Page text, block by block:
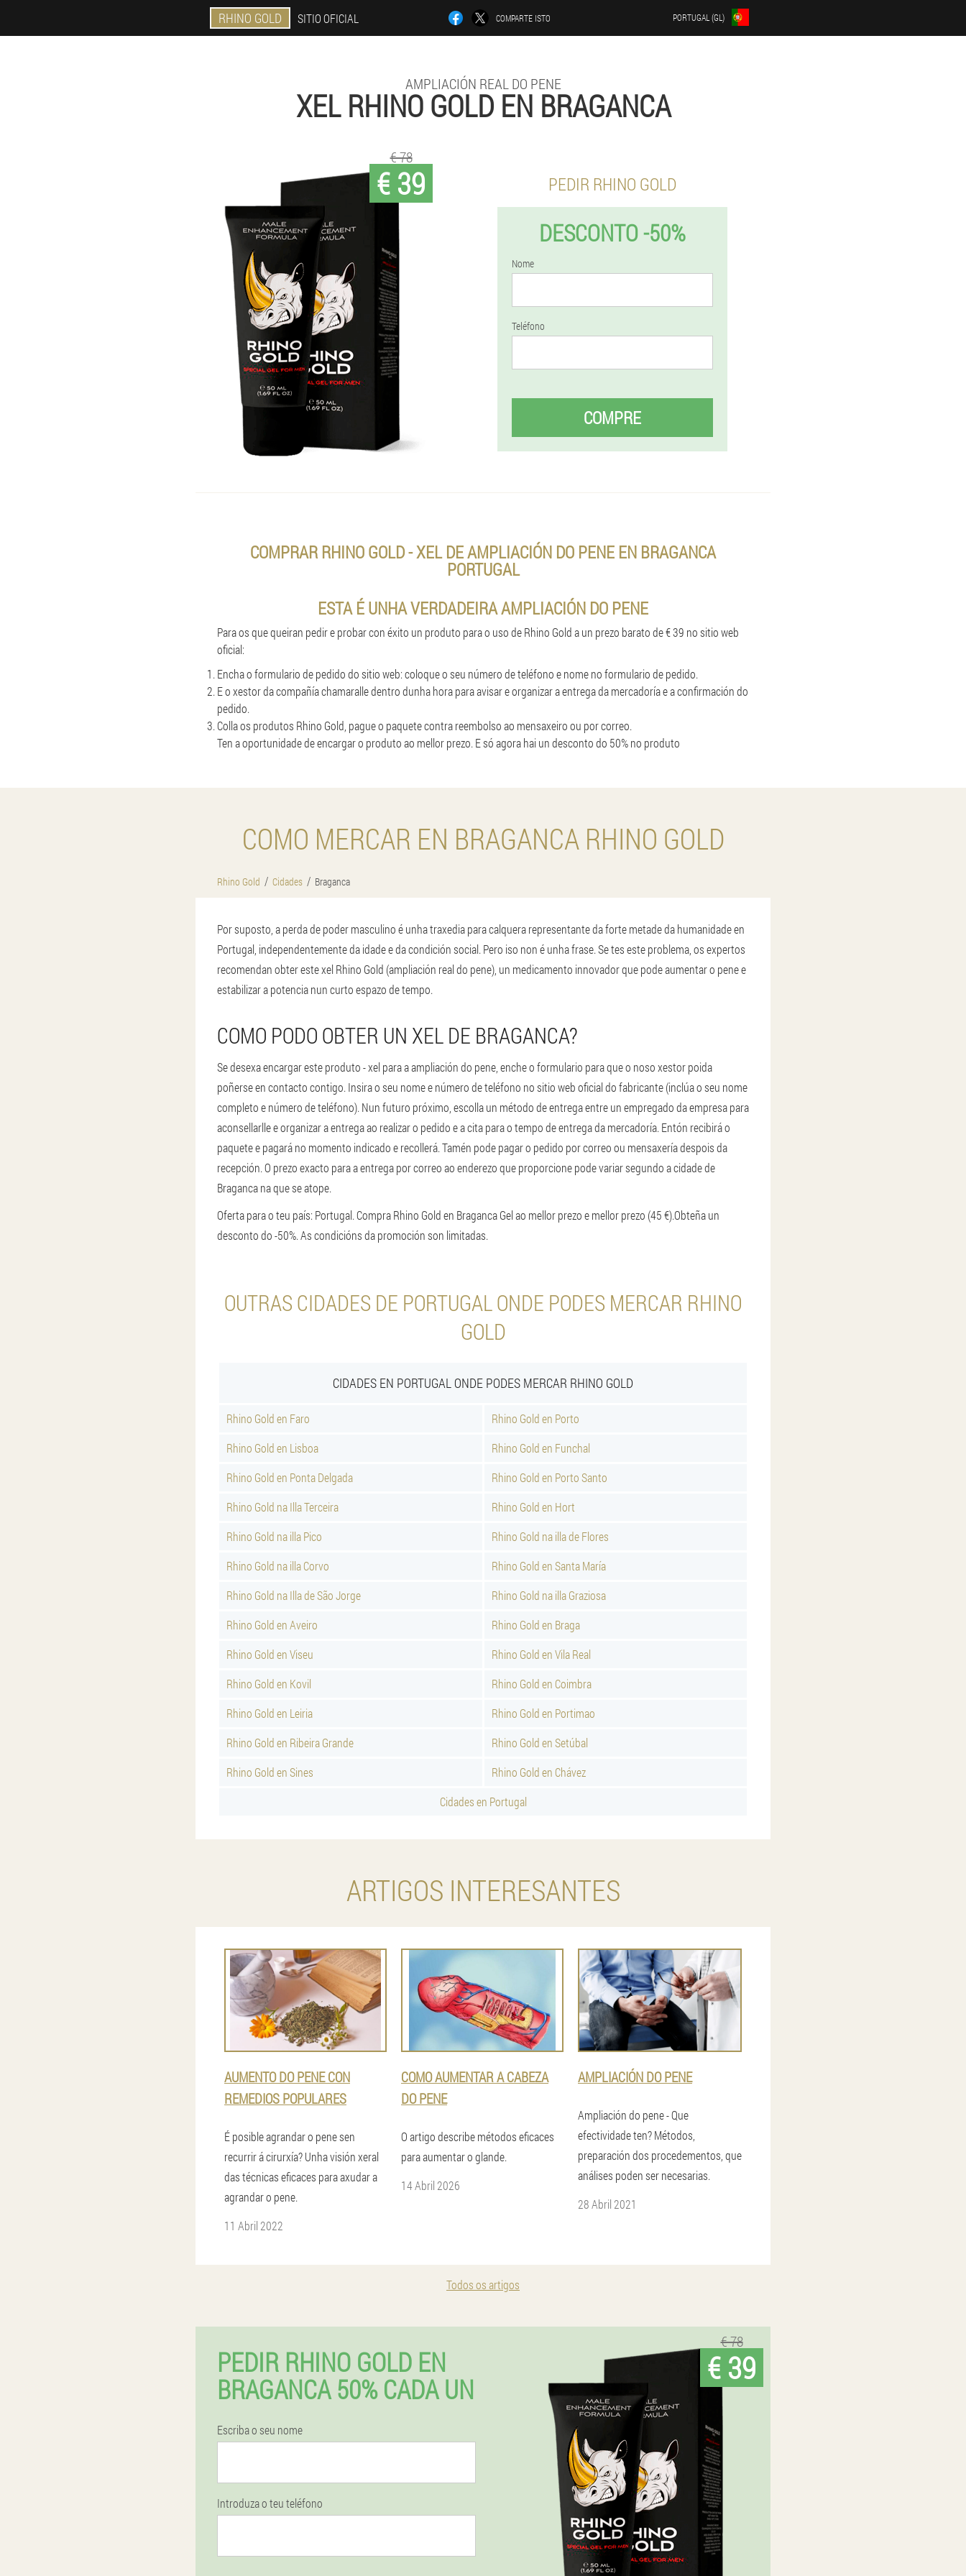
RHINO GOLD SITIO OFICIAL COMPARTE ISTO PORTUGAL (GL)
AMPLIACIÓN REAL DO PENE
XEL RHINO GOLD EN BRAGANCA
€ 39
€ 78
PEDIR RHINO GOLD
DESCONTO -50%
Nome
Teléfono
COMPRE
COMPRAR RHINO GOLD - XEL DE AMPLIACIÓN DO PENE EN BRAGANCA
PORTUGAL
ESTA É UNHA VERDADEIRA AMPLIACIÓN DO PENE
Para os que queiran pedir e probar con éxito un produto para o uso de Rhino Gold a un prezo barato de € 39 no sitio web
oficial:
Encha o formulario de pedido do sitio web: coloque o seu número de teléfono e nome no formulario de pedido.
E o xestor da compañía chamaralle dentro dunha hora para avisar e organizar a entrega da mercadoría e a confirmación do
pedido.
Colla os produtos Rhino Gold, pague o paquete contra reembolso ao mensaxeiro ou por correo.
Ten a oportunidade de encargar o produto ao mellor prezo. E só agora hai un desconto do 50% no produto
COMO MERCAR EN BRAGANCA RHINO GOLD
Rhino Gold Cidades Braganca
Por suposto, a perda de poder masculino é unha traxedia para calquera representante da forte metade da humanidade en
Portugal, independentemente da idade e da condición social. Pero iso non é unha frase. Se tes este problema, os expertos
recomendan obter este xel Rhino Gold (ampliación real do pene), un medicamento innovador que pode aumentar o pene e
estabilizar a potencia nun curto espazo de tempo.
COMO PODO OBTER UN XEL DE BRAGANCA?
Se desexa encargar este produto - xel para a ampliación do pene, enche o formulario para que o noso xestor poida
poñerse en contacto contigo. Insira o seu nome e número de teléfono no sitio web oficial do fabricante (inclúa o seu nome
completo e número de teléfono). Nun futuro próximo, escolla un método de entrega entre un empregado da empresa para
aconsellarlle e organizar a entrega ao realizar o pedido e a cita para o tempo de entrega da mercadoría. Entón recibirá o
paquete e pagará no momento indicado e recollerá. Tamén pode pagar o pedido por correo ou mensaxería despois da
recepción. O prezo exacto para a entrega por correo ao enderezo que proporcione pode variar segundo a cidade de
Braganca na que se atope.
Oferta para o teu país: Portugal. Compra Rhino Gold en Braganca Gel ao mellor prezo e mellor prezo (45 €).Obteña un
desconto do -50%. As condicións da promoción son limitadas.
OUTRAS CIDADES DE PORTUGAL ONDE PODES MERCAR RHINO
GOLD
CIDADES EN PORTUGAL ONDE PODES MERCAR RHINO GOLD
Rhino Gold en Faro
Rhino Gold en Porto
Rhino Gold en Lisboa
Rhino Gold en Funchal
Rhino Gold en Ponta Delgada
Rhino Gold en Porto Santo
Rhino Gold na Illa Terceira
Rhino Gold en Hort
Rhino Gold na illa Pico
Rhino Gold na illa de Flores
Rhino Gold na illa Corvo
Rhino Gold en Santa María
Rhino Gold na Illa de São Jorge
Rhino Gold na illa Graziosa
Rhino Gold en Aveiro
Rhino Gold en Braga
Rhino Gold en Viseu
Rhino Gold en Vila Real
Rhino Gold en Kovil
Rhino Gold en Coimbra
Rhino Gold en Leiria
Rhino Gold en Portimao
Rhino Gold en Ribeira Grande
Rhino Gold en Setúbal
Rhino Gold en Sines
Rhino Gold en Chávez
Cidades en Portugal
ARTIGOS INTERESANTES
AUMENTO DO PENE CON
REMEDIOS POPULARES
É posible agrandar o pene sen
recurrir á cirurxía? Unha visión xeral
das técnicas eficaces para axudar a
agrandar o pene.
11 Abril 2022
COMO AUMENTAR A CABEZA
DO PENE
O artigo describe métodos eficaces
para aumentar o glande.
14 Abril 2026
AMPLIACIÓN DO PENE
Ampliación do pene - Que
efectividade ten? Métodos,
preparación dos procedementos, que
análises poden ser necesarias.
28 Abril 2021
Todos os artigos
PEDIR RHINO GOLD EN
BRAGANCA 50% CADA UN
Escriba o seu nome
Introduza o teu teléfono
€ 78
€ 39